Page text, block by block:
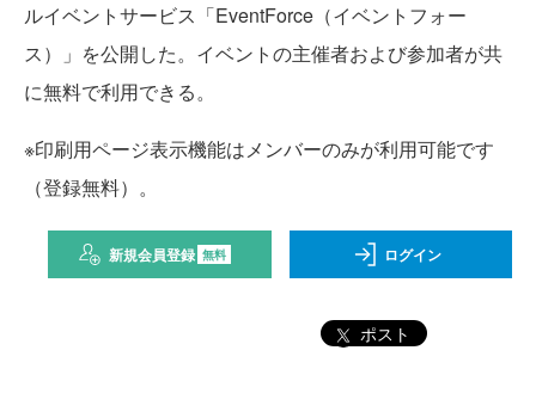
ルイベントサービス「EventForce（イベントフォー
ス）」を公開した。イベントの主催者および参加者が共
に無料で利用できる。
※印刷用ページ表示機能はメンバーのみが利用可能です
（登録無料）。
新規会員登録 無料 ログイン
ポスト